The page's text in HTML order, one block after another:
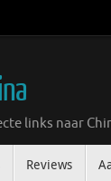
links naar
Reviews